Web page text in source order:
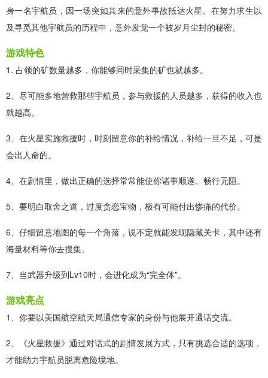
身一名宇航员，因一场突如其来的意外事故抵达火星。在努力求生以
及寻觅其他宇航员的历程中，意外发觉一个被岁月尘封的秘密。
游戏特色
1. 占领的矿数量越多，你能够同时采集的矿也就越多。
2、尽可能多地营救那些宇航员，参与救援的人员越多，获得的收入也
就越高。
3、在火星实施救援时，时刻留意你的补给情况，补给一旦不足，可是
会出人命的。
4、在剧情里，做出正确的选择常常能使你诸事顺遂、畅行无阻。
5、要明白取舍之道，过度贪恋宝物，极有可能付出惨痛的代价。
6、仔细留意地图的每一个角落，说不定就能发现隐藏关卡，其中还有
海量材料等你去搜集。
7、当武器升级到Lv10时，会进化成为“完全体”。
游戏亮点
1、你要以美国航空航天局通信专家的身份与他展开通话交流。
2、《火星救援》通过对话式的剧情发展方式，只有挑选合适的选项，
才能助力宇航员脱离危险境地。